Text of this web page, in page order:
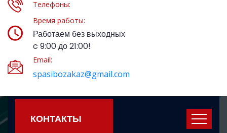
Телефоны:
Время работы:
Работаем без выходных
c 9:00 до 21:00!
Email:
spasibozakaz@gmail.com
КОНТАКТЫ
Купить Готовые